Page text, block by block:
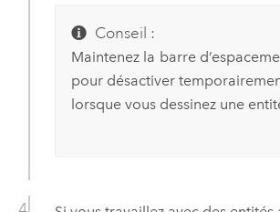
Conseil :
Maintenez la barre
pour désactiver
lorsque vous dessinez une